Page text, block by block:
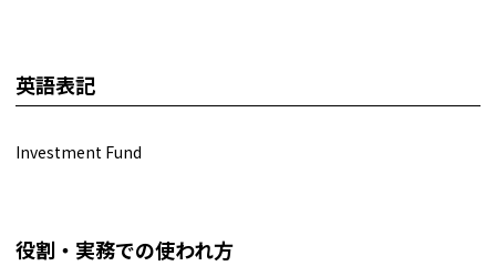
英語表記
Investment Fund
役割・実務での使われ方